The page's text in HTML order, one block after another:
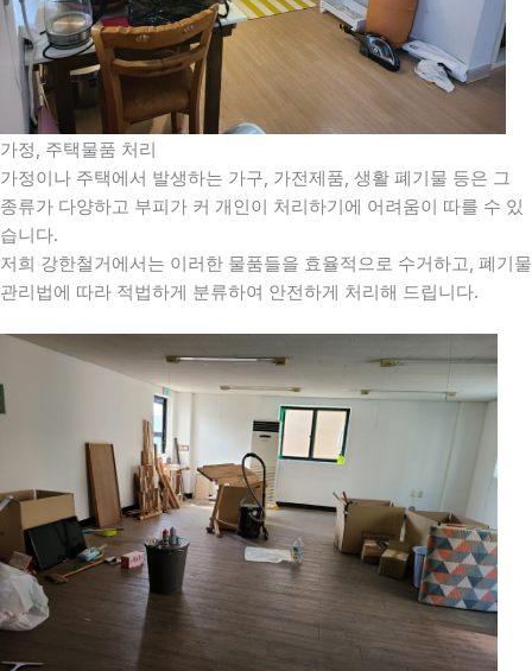
가정, 주택물품 처리
가정이나 주택에서 발생하는 가구, 가전제품, 생활 폐기물 등은 그
종류가 다양하고 부피가 커 개인이 처리하기에 어려움이 따를 수 있
습니다.
저희 강한철거에서는 이러한 물품들을 효율적으로 수거하고, 폐기물
관리법에 따라 적법하게 분류하여 안전하게 처리해 드립니다.